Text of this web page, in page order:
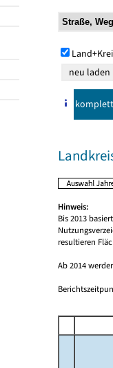
komplett
Hinweis:
Bis 2013
resultieren
Ab 2014